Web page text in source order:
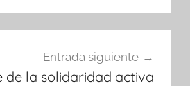
Entrada siguiente
de la solidaridad activa